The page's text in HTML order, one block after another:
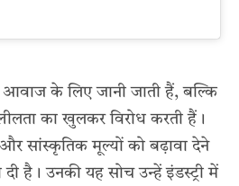
के लिए जानी जाती हैं, बल्कि
का खुलकर विरोध करती हैं।
सांस्कृतिक मूल्यों को बढ़ावा देने
दी है। उनकी यह सोच उन्हें इंडस्ट्री में